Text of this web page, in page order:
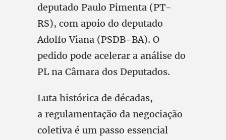
deputado Paulo Pimenta (PT-
RS), com apoio do deputado
Adolfo Viana (PSDB-BA). O
pedido pode acelerar a análise do
PL na Câmara dos Deputados.
Luta histórica de décadas,
a regulamentação da negociação
coletiva é um passo essencial